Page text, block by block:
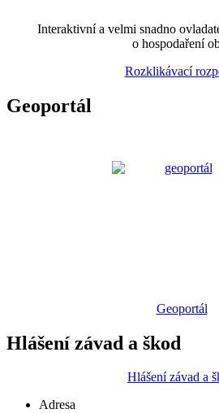
Interaktivní a velmi snadno
o hospodaření
Rozklikávací
Geoportál
Geoportál
Hlášení závad a škod
Hlášení závad a
Adresa